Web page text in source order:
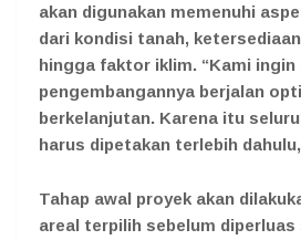
akan digunakan memenuhi
dari kondisi tanah,
hingga faktor iklim. “Kami
pengembangannya berjalan
berkelanjutan. Karena itu
harus dipetakan terlebih
Tahap awal proyek akan
areal terpilih sebelum